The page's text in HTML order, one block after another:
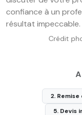
confiance à un
résultat impeccable.
Crédit
2.
5. Devis